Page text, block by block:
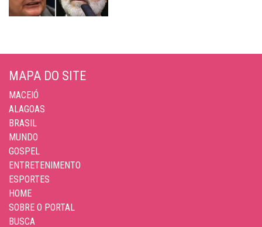
MAPA DO SITE
MACEIÓ
ALAGOAS
BRASIL
MUNDO
GOSPEL
ENTRETENIMENTO
ESPORTES
HOME
SOBRE O PORTAL
BUSCA